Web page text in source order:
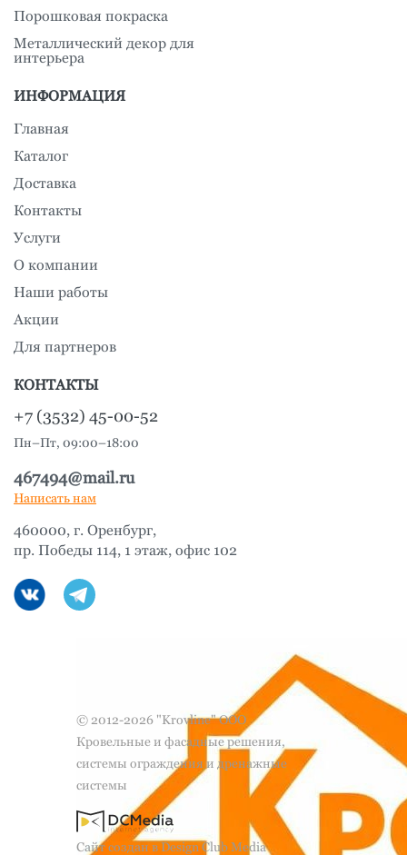
© 2012-2026 "Krovline" ООО
Кровельные и фасадные решения,
системы ограждения и дренажные
системы
Сайт создан в Design Club Media
Порошковая покраска
Металлический декор для
интерьера
ИНФОРМАЦИЯ
Главная
Каталог
Доставка
Контакты
Услуги
О компании
Наши работы
Акции
Для партнеров
КОНТАКТЫ
+7 (3532) 45-00-52
Пн–Пт, 09:00–18:00
467494@mail.ru
Написать нам
460000, г. Оренбург,
пр. Победы 114, 1 этаж, офис 102